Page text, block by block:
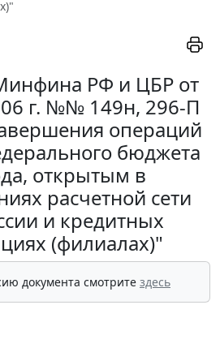
РФ и ЦБР от
г. №№ 149н, 296-П
операций
бюджета
открытым в
расчетной сети
и кредитных
(филиалах)"
документа смотрите здесь